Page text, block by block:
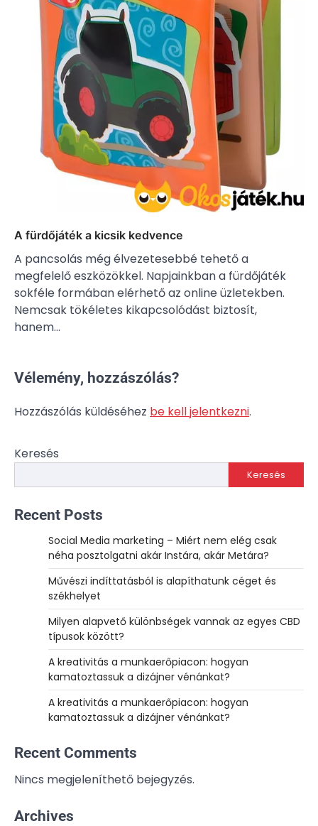
A fürdőjáték a kicsik kedvence
A pancsolás még élvezetesebbé tehető a
megfelelő eszközökkel. Napjainkban a fürdőjáték
sokféle formában elérhető az online üzletekben.
Nemcsak tökéletes kikapcsolódást biztosít,
hanem…
Vélemény, hozzászólás?
Hozzászólás küldéséhez be kell jelentkezni.
Keresés
Keresés
Recent Posts
Social Media marketing – Miért nem elég csak
néha posztolgatni akár Instára, akár Metára?
Művészi indíttatásból is alapíthatunk céget és
székhelyet
Milyen alapvető különbségek vannak az egyes CBD
típusok között?
A kreativitás a munkaerőpiacon: hogyan
kamatoztassuk a dizájner vénánkat?
A kreativitás a munkaerőpiacon: hogyan
kamatoztassuk a dizájner vénánkat?
Recent Comments
Nincs megjeleníthető bejegyzés.
Archives